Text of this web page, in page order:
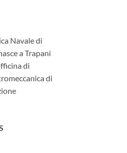
Navale di
a Trapani
di
di